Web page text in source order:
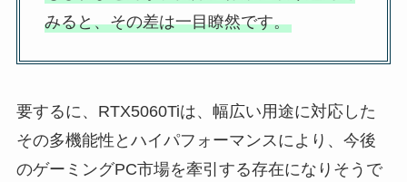
みると、その差は一目瞭然です。
要するに、RTX5060Tiは、幅広い用途に対応した
その多機能性とハイパフォーマンスにより、今後
のゲーミングPC市場を牽引する存在になりそうで